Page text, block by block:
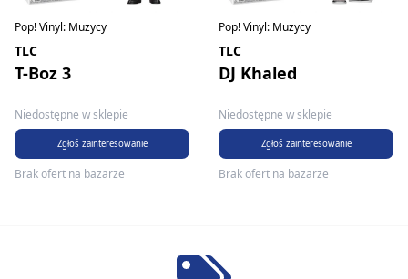
Pop! Vinyl: Muzycy
TLC
T-Boz 3
Niedostępne w sklepie
Zgłoś zainteresowanie
Brak ofert na bazarze
Pop! Vinyl: Muzycy
TLC
DJ Khaled
Niedostępne w sklepie
Zgłoś zainteresowanie
Brak ofert na bazarze